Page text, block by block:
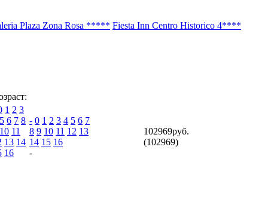
Plaza Zona Rosa ***** Fiesta Inn Centro Historico 4****
1 2 3
5 6 7 8
10 11
13 14
16
- 0 1 2 3 4 5 6 7
8 9 10 11 12 13
14 15 16
-
102969руб.
(102969)